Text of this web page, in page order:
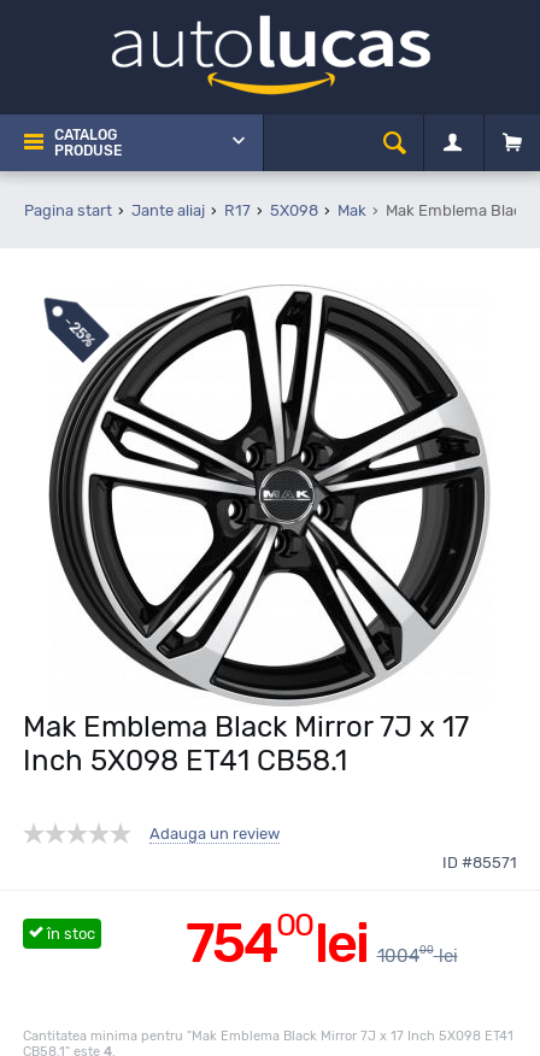
CATALOG
PRODUSE
Pagina start Jante aliaj R17 5X098 Mak Mak Emblema Black
-25%
Mak Emblema Black Mirror 7J x 17
Inch 5X098 ET41 CB58.1
Adauga un review
ID #85571
75400lei 100400 lei
în stoc
Cantitatea minima pentru "Mak Emblema Black Mirror 7J x 17 Inch 5X098 ET41
CB58.1" este 4.